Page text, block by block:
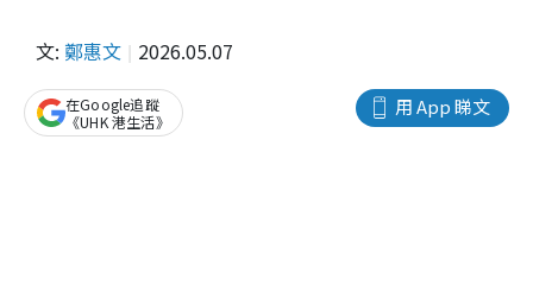
文: 鄭惠文 2026.05.07
用 App 睇文
在Google追蹤
《UHK 港生活》